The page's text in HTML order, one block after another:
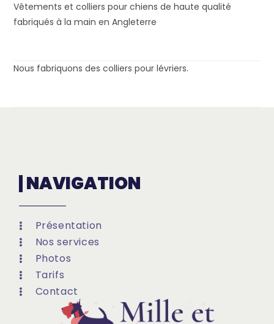
Vêtements et colliers pour chiens de haute qualité
fabriqués à la main en Angleterre
Nous fabriquons des colliers pour lévriers.
NAVIGATION
Présentation
Nos services
Photos
Tarifs
Contact